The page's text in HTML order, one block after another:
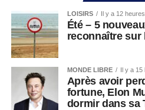
LOISIRS Il y a 12 heures
Été – 5
reconnaître sur
MONDE LIBRE Il y a 15
Après avoir
fortune, Elon
dormir dans sa